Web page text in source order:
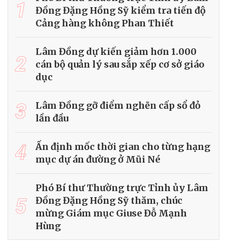
1
Đồng Đặng Hồng Sỹ kiểm tra tiến độ
Cảng hàng không Phan Thiết
2
Lâm Đồng dự kiến giảm hơn 1.000
cán bộ quản lý sau sắp xếp cơ sở giáo
dục
3
Lâm Đồng gỡ điểm nghẽn cấp sổ đỏ
lần đầu
4
Ấn định mốc thời gian cho từng hạng
mục dự án đường ở Mũi Né
5
Phó Bí thư Thường trực Tỉnh ủy Lâm
Đồng Đặng Hồng Sỹ thăm, chúc
mừng Giám mục Giuse Đỗ Mạnh
Hùng